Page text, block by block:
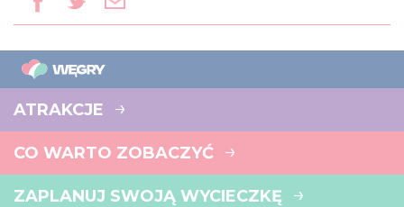
ATRAKCJE
CO WARTO ZOBACZYĆ
ZAPLANUJ SWOJĄ WYCIECZKĘ